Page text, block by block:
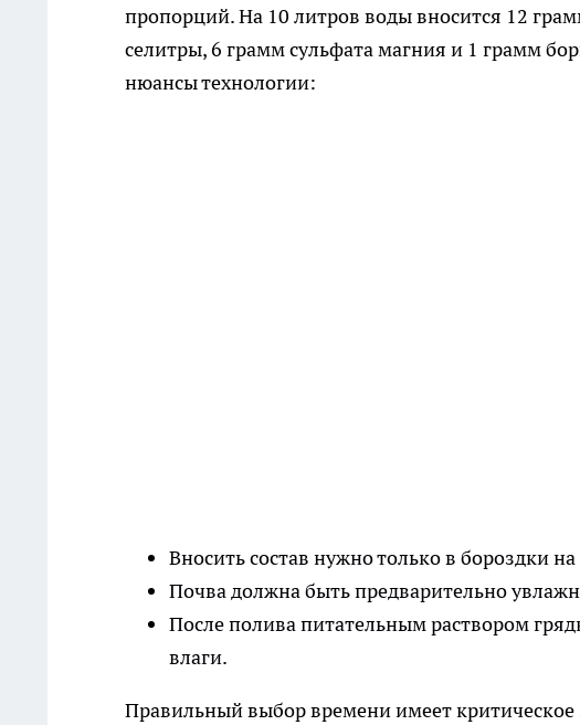
пропорций. На 10 литров воды вносится 12
селитры, 6 грамм сульфата магния и 1 грамм
нюансы технологии:
Вносить состав нужно только в бороздки
Почва должна быть предварительно
После полива питательным раствором
влаги.
Правильный выбор времени имеет критическое